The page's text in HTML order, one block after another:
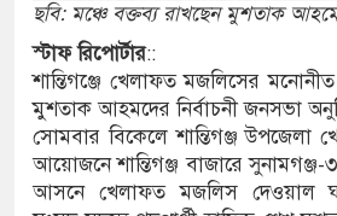
লোডশেডিং, ক্ষুব্ধ গ্রাহক
আহতদের চিকিৎসা নিশ্চিতের নির্দেশ
দিবস পালিত
ছবি: মঞ্চে বক্তব্য রাখছেন মুশতাক
স্টাফ রিপোর্টার:: ‎
শান্তিগঞ্জে খেলাফত মজলিসের
মুশতাক আহমদের নির্বাচনী জনসভা
সোমবার বিকেলে শান্তিগঞ্জ উপজেলা
আয়োজনে শান্তিগঞ্জ বাজারে ‎সুনামগঞ্জ-৩
আসনে খেলাফত মজলিস দেওয়াল